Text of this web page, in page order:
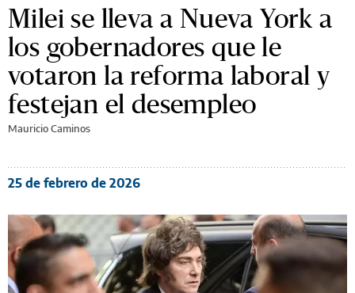
Milei se lleva a Nueva York a
los gobernadores que le
votaron la reforma laboral y
festejan el desempleo
Mauricio Caminos
25 de febrero de 2026